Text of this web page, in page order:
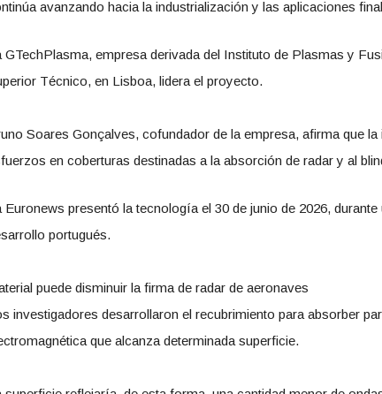
avanzando hacia la industrialización y las aplicaciones
GTechPlasma, empresa derivada del Instituto de Plasmas y
Técnico, en Lisboa, lidera el proyecto.
Soares Gonçalves, cofundador de la empresa, afirma que
en coberturas destinadas a la absorción de radar y al
Euronews presentó la tecnología el 30 de junio de 2026,
portugués.
puede disminuir la firma de radar de aeronaves
investigadores desarrollaron el recubrimiento para absorber
que alcanza determinada superficie.